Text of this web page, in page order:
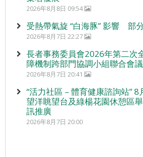
2026年8月8日 09:54
受熱帶氣旋 “白海豚” 影響 部
2026年8月7日 22:27
長者事務委員會2026年第二次
障機制跨部門協調小組聯合會議
2026年8月7日 20:41
“活力社區 – 體育健康諮詢站”
望洋眺望台及綠楊花園休憩區
訊推廣
2026年8月7日 20:00